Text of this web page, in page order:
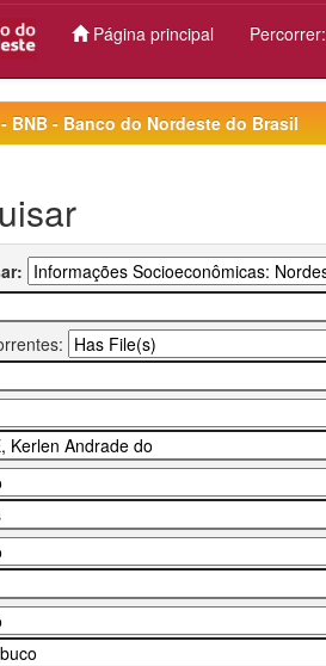
Página principal Percorrer:
BNB - Banco do Nordeste do Brasil